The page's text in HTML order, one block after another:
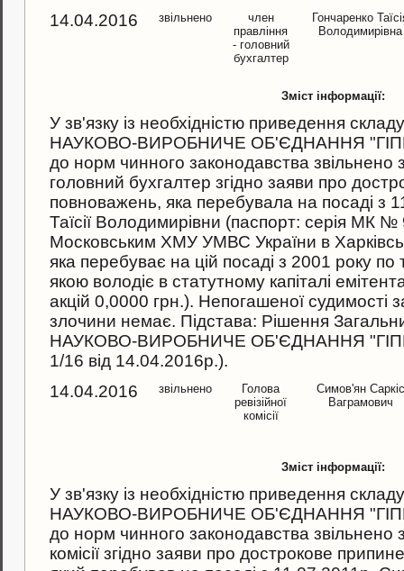
14.04.2016
звільнено
член
правління
- головний
бухгалтер
Гончаренко
Володимирівна
Зміст інформації:
У зв'язку iз необхiднiстю приведення
НАУКОВО-ВИРОБНИЧЕ ОБ'ЄДНАННЯ
до норм чинного законодавства звiльнено
головний бухгалтер згiдно заяви про
повноважень, яка перебувала на посаді з
Таїсії Володимирівни (паспорт: серiя МК
Московським ХМУ УМВС України в
яка перебуває на цiй посадi з 2001 року
якою володіє в статутному капiталi
акцiй 0,0000 грн.). Непогашеної судимостi
злочини немає. Пiдстава: Рiшення
НАУКОВО-ВИРОБНИЧЕ ОБ'ЄДНАННЯ
1/16 вiд 14.04.2016р.).
14.04.2016
звільнено
Голова
ревізійної
комісії
Симов'ян Саркіс
Ваграмович
Зміст інформації:
У зв'язку iз необхiднiстю приведення складу
НАУКОВО-ВИРОБНИЧЕ ОБ'ЄДНАННЯ
до норм чинного законодавства звiльнено
комісії згiдно заяви про дострокове